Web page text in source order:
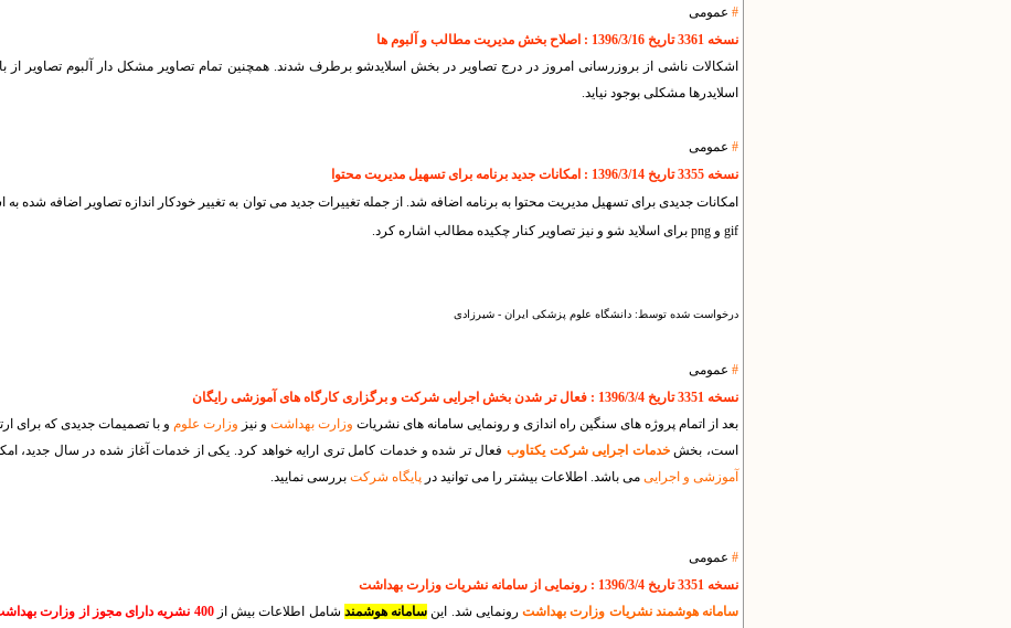
# عمومی
نسخه 3361 تاریخ 1396/3/16 : اصلاح بخش مدیریت مطالب و آلبوم ها
اشکالات ناشی از بروزرسانی امروز در درج تصاویر در بخش اسلایدشو برطرف شدند. همچنین تمام تصاویر مشکل دار آلبوم تصاویر از
اسلایدرها مشکلی بوجود نیاید.
# عمومی
نسخه 3355 تاریخ 1396/3/14 : امکانات جدید برنامه برای تسهیل مدیریت محتوا
امکانات جدیدی برای تسهیل مدیریت محتوا به برنامه اضافه شد. از جمله تغییرات جدید می توان به تغییر خودکار اندازه تصاویر اضافه شده به
gif و png برای اسلاید شو و نیز تصاویر کنار چکیده مطالب اشاره کرد.
درخواست شده توسط: دانشگاه علوم پزشکی ایران - شیرزادی
# عمومی
نسخه 3351 تاریخ 1396/3/4 : فعال تر شدن بخش اجرایی شرکت و برگزاری کارگاه های آموزشی رایگان
بعد از اتمام پروژه های سنگین راه اندازی و رونمایی سامانه های نشریات وزارت بهداشت و نیز وزارت علوم و با تصمیمات جدیدی که برای
است، بخشخدمات اجرایی شرکت یکتاوبفعال تر شده و خدمات کامل تری ارایه خواهد کرد. یکی از خدمات آغاز شده در سال جدید،
آموزشی و اجرایی می باشد. اطلاعات بیشتر را می توانید در پایگاه شرکت بررسی نمایید.
# عمومی
نسخه 3351 تاریخ 1396/3/4 : رونمایی از سامانه نشریات وزارت بهداشت
سامانه هوشمند نشریات وزارت بهداشت رونمایی شد. این سامانه هوشمند شامل اطلاعات بیش از400 نشریه دارای مجوز از وزارت بهداشت